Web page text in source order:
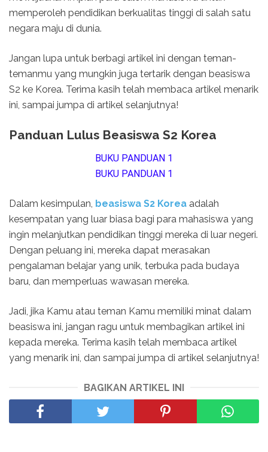
memperoleh pendidikan berkualitas tinggi di salah satu
negara maju di dunia.
Jangan lupa untuk berbagi artikel ini dengan teman-
temanmu yang mungkin juga tertarik dengan beasiswa
S2 ke Korea. Terima kasih telah membaca artikel menarik
ini, sampai jumpa di artikel selanjutnya!
Panduan Lulus Beasiswa S2 Korea
BUKU PANDUAN 1
BUKU PANDUAN 1
Dalam kesimpulan, beasiswa S2 Korea adalah
kesempatan yang luar biasa bagi para mahasiswa yang
ingin melanjutkan pendidikan tinggi mereka di luar negeri.
Dengan peluang ini, mereka dapat merasakan
pengalaman belajar yang unik, terbuka pada budaya
baru, dan memperluas wawasan mereka.
Jadi, jika Kamu atau teman Kamu memiliki minat dalam
beasiswa ini, jangan ragu untuk membagikan artikel ini
kepada mereka. Terima kasih telah membaca artikel
yang menarik ini, dan sampai jumpa di artikel selanjutnya!
BAGIKAN ARTIKEL INI